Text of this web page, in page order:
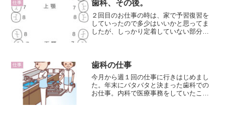
仕事 歯科、その後。
２回目のお仕事の時は、家で予習復習を
していったので多少はいいかと思ってま
したが、しっかり定着していない部分も
が、常にバタバタ。教えても...
仕事 歯科の仕事
今月から週１回の仕事に行きはじめまし
た。年末にバタバタと決まった歯科での
お仕事。内科で医療事務をしていたこと